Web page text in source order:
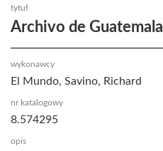
tytuł
Archivo de Guatemala
wykonawcy
El Mundo, Savino, Richard
nr katalogowy
8.574295
opis